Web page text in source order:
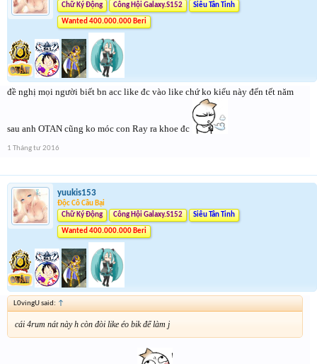
Chữ Ký Động
Công Hội Galaxy.S152 Siêu Tân Tinh
Wanted 400.000.000 Beri
đề nghị mọi người biết bn acc like đc vào like chứ ko kiểu này đến tết năm
sau anh OTAN cũng ko móc con Ray ra khoe đc
1 Tháng tư 2016
yuukis153
Độc Cô Cầu Bại
Chữ Ký Động
Công Hội Galaxy.S152 Siêu Tân Tinh
Wanted 400.000.000 Beri
L0vingU said: ↑
cái 4rum nát này h còn đòi like éo bik để làm j